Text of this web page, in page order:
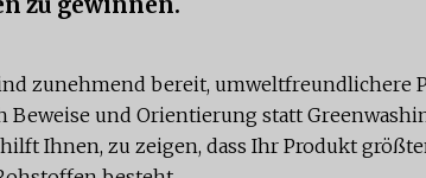
zunehmend bereit, umweltfreundlichere
Beweise und Orientierung statt
Ihnen, zu zeigen, dass Ihr Produkt